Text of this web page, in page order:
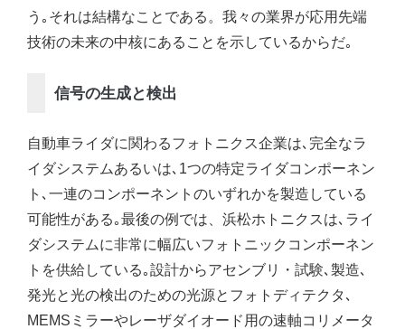
う｡それは結構なことである。我々の業界が応用先端
技術の未来の中核にあることを示しているからだ｡
信号の生成と検出
自動車ライダに関わるフォトニクス企業は､完全なラ
イダシステムあるいは､1つの特定ライダコンポーネン
ト､一連のコンポーネントのいずれかを製造している
可能性がある｡最後の例では、浜松ホトニクスは､ライ
ダシステムに非常に幅広いフォトニックコンポーネン
トを供給している｡設計からアセンブリ・試験､製造､
発光と光の検出のための光源とフォトディテクタ､
MEMSミラーやレーザダイオード用の速軸コリメータ